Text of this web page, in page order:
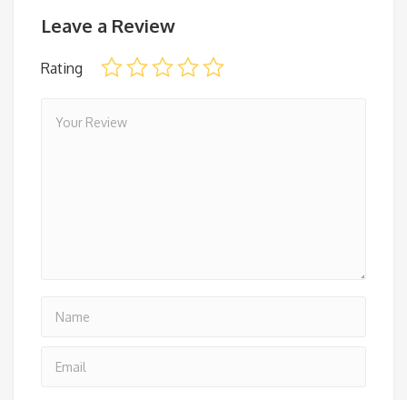
Leave a Review
Rating